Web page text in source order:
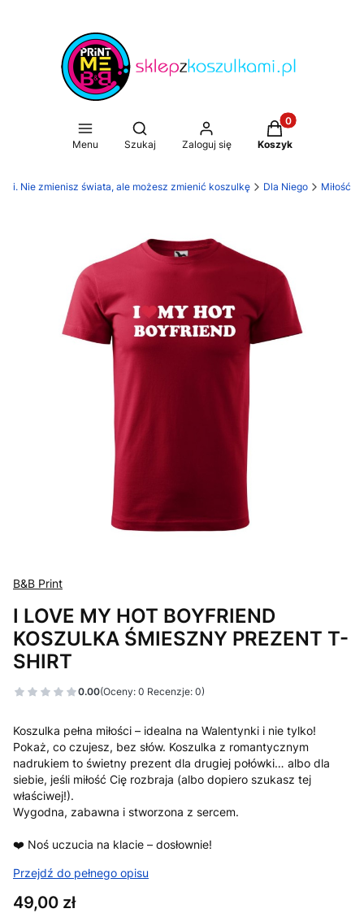
Menu
Otwórz wyszukiwarkę
Szukaj Zaloguj się
Produkty w
Koszyk
Nie zmienisz świata, ale możesz zmienić koszulkę Dla Niego Miłość
B&B Print
I LOVE MY HOT BOYFRIEND
KOSZULKA ŚMIESZNY PREZENT T-
SHIRT
0.00(Oceny: 0 Recenzje: 0)
Koszulka pełna miłości – idealna na Walentynki i nie tylko!
Pokaż, co czujesz, bez słów. Koszulka z romantycznym
nadrukiem to świetny prezent dla drugiej połówki… albo dla
siebie, jeśli miłość Cię rozbraja (albo dopiero szukasz tej
właściwej!).
Wygodna, zabawna i stworzona z sercem.
❤️ Noś uczucia na klacie – dosłownie!
Przejdź do pełnego opisu
Cena
49,00 zł